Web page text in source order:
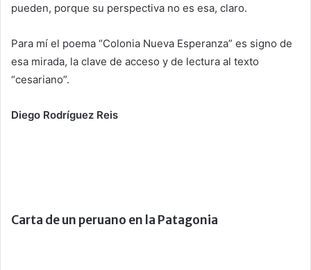
pueden, porque su perspectiva no es esa, claro.
Para mí el poema “Colonia Nueva Esperanza” es signo de
esa mirada, la clave de acceso y de lectura al texto
“cesariano”.
Diego Rodríguez Reis
Carta de un peruano en la Patagonia